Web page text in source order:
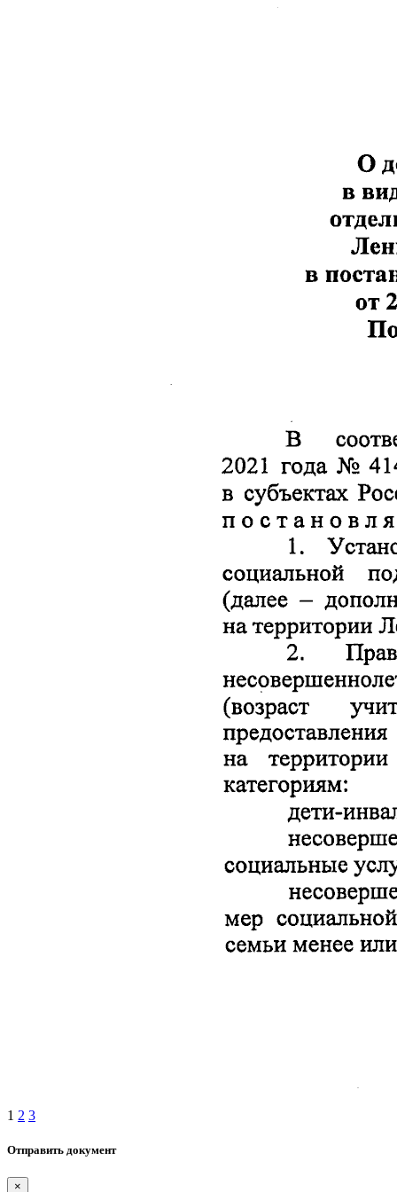
1 2 3
Отправить документ
×